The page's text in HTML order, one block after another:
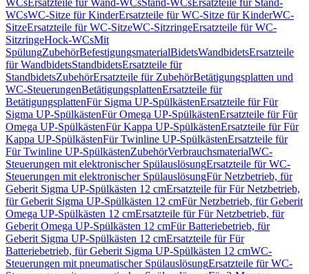
WCsErsatzteile für Wand-WCsStand-WCsErsatzteile für Stand-
WCsWC-Sitze für KinderErsatzteile für WC-Sitze für KinderWC-
SitzeErsatzteile für WC-SitzeWC-SitzringeErsatzteile für WC-
SitzringeHock-WCsMit
SpülungZubehörBefestigungsmaterialBidetsWandbidetsErsatzteile
für WandbidetsStandbidetsErsatzteile für
StandbidetsZubehörErsatzteile für ZubehörBetätigungsplatten und
WC-SteuerungenBetätigungsplattenErsatzteile für
BetätigungsplattenFür Sigma UP-SpülkästenErsatzteile für Für
Sigma UP-SpülkästenFür Omega UP-SpülkästenErsatzteile für Für
Omega UP-SpülkästenFür Kappa UP-SpülkästenErsatzteile für Für
Kappa UP-SpülkästenFür Twinline UP-SpülkästenErsatzteile für
Für Twinline UP-SpülkästenZubehörVerbrauchsmaterialWC-
Steuerungen mit elektronischer SpülauslösungErsatzteile für WC-
Steuerungen mit elektronischer SpülauslösungFür Netzbetrieb, für
Geberit Sigma UP-Spülkästen 12 cmErsatzteile für Für Netzbetrieb,
für Geberit Sigma UP-Spülkästen 12 cmFür Netzbetrieb, für Geberit
Omega UP-Spülkästen 12 cmErsatzteile für Für Netzbetrieb, für
Geberit Omega UP-Spülkästen 12 cmFür Batteriebetrieb, für
Geberit Sigma UP-Spülkästen 12 cmErsatzteile für Für
Batteriebetrieb, für Geberit Sigma UP-Spülkästen 12 cmWC-
Steuerungen mit pneumatischer SpülauslösungErsatzteile für WC-